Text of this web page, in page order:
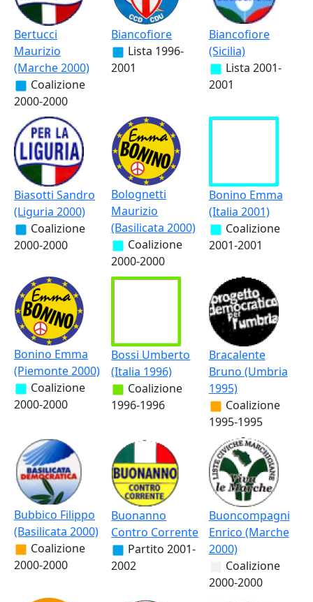
Bertucci
Maurizio
(Marche 2000)
Coalizione
2000-2000
Biancofiore
Lista 1996-
2001
Biancofiore
(Sicilia)
Lista 2001-
2001
Biasotti Sandro
(Liguria 2000)
Coalizione
2000-2000
Bolognetti
Maurizio
(Basilicata 2000)
Coalizione
2000-2000
Bonino Emma
(Italia 2001)
Coalizione
2001-2001
Bonino Emma
(Piemonte 2000)
Coalizione
2000-2000
Bossi Umberto
(Italia 1996)
Coalizione
1996-1996
Bracalente
Bruno (Umbria
1995)
Coalizione
1995-1995
Bubbico Filippo
(Basilicata 2000)
Coalizione
2000-2000
Buonanno
Contro Corrente
Partito 2001-
2002
Buoncompagni
Enrico (Marche
2000)
Coalizione
2000-2000